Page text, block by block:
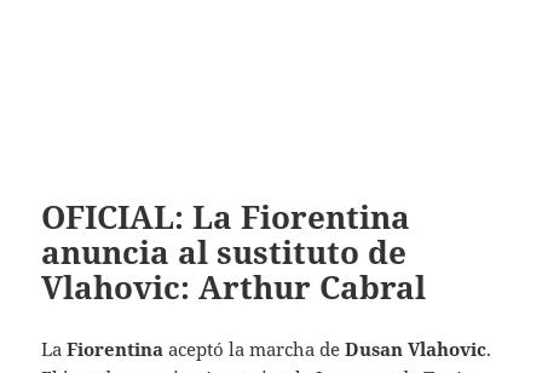
OFICIAL: La Fiorentina
anuncia al sustituto de
Vlahovic: Arthur Cabral
LaFiorentina aceptó la marcha deDusan Vlahovic.